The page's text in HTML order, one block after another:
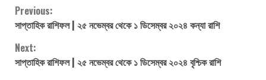
Continue
Reading
Previous:
সাপ্তাহিক রাশিফল | ২৫ নভেম্বর থেকে ১ ডিসেম্বর ২০২৪ কন্যা রাশি
Next:
সাপ্তাহিক রাশিফল | ২৫ নভেম্বর থেকে ১ ডিসেম্বর ২০২৪ বৃশ্চিক রাশি